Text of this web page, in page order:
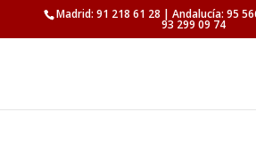
Madrid: 91 218 61 28 | Andalucía: 95
93 299 09 74